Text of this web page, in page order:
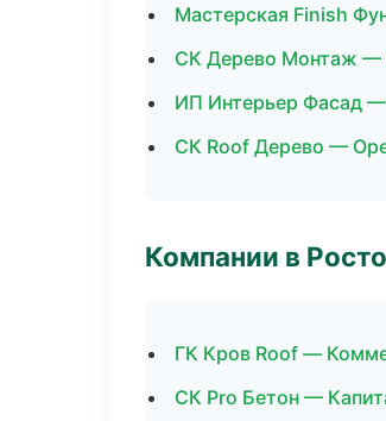
Мастерская Finish
СК Дерево Монтаж —
ИП Интерьер Фасад
СК Roof Дерево —
Компании в
ГК Кров Roof —
СК Pro Бетон —